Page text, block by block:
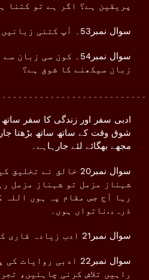
پریقین ہے؟ اگر ہے تو کتنا
سوال نمبر53۔ آپ کتنی زبانیں جانتی ہیں؟
سوال نمبر54۔ کون سی
زبان سیکھنے کا شوق ہے؟
ادبی سفر اور زندگی کا سفر
شوق وقت کے ساتھ ساتھ بڑھتا
مجھے بھگائے لئے جارہاہے۔
سوال نمبر20 خالق نے
شہناز مزمل تو شہناز مزمل
رہا آج جس مقام پہ ہوں اللہ
ذرہء.ناتواں ہوں۔
سوال نمبر21 ادب زیادہ قاری کم ہو گئے ہیں۔
سوال نمبر22 ادبی
راہیں تلاش کرنی چاہئیں،